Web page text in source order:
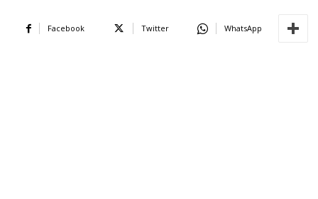
Facebook Twitter WhatsApp